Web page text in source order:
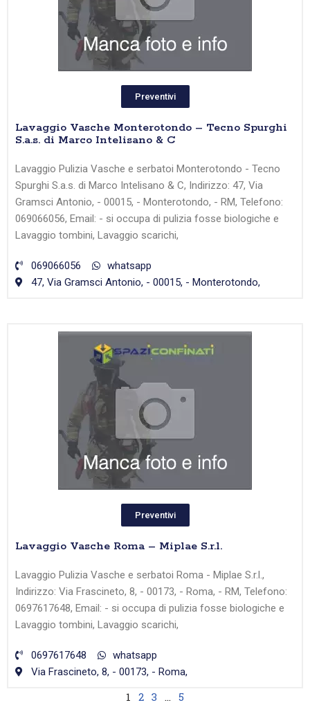
Preventivi
Lavaggio Vasche Monterotondo – Tecno Spurghi
S.a.s. di Marco Intelisano & C
Lavaggio Pulizia Vasche e serbatoi Monterotondo - Tecno
Spurghi S.a.s. di Marco Intelisano & C, Indirizzo: 47, Via
Gramsci Antonio, - 00015, - Monterotondo, - RM, Telefono:
069066056, Email: - si occupa di pulizia fosse biologiche e
Lavaggio tombini, Lavaggio scarichi,
069066056
whatsapp
47, Via Gramsci Antonio, - 00015, - Monterotondo,
Preventivi
Lavaggio Vasche Roma – Miplae S.r.l.
Lavaggio Pulizia Vasche e serbatoi Roma - Miplae S.r.l.,
Indirizzo: Via Frascineto, 8, - 00173, - Roma, - RM, Telefono:
0697617648, Email: - si occupa di pulizia fosse biologiche e
Lavaggio tombini, Lavaggio scarichi,
0697617648
whatsapp
Via Frascineto, 8, - 00173, - Roma,
1 2 3 … 5